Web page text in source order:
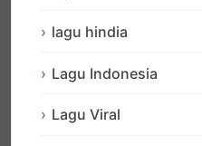
lagu hindia
Lagu Indonesia
Lagu Viral